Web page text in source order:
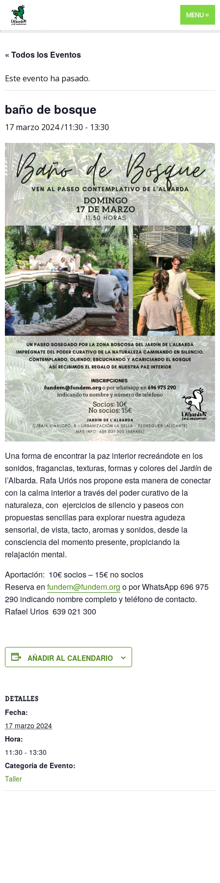
MENU
« Todos los Eventos
Este evento ha pasado.
baño de bosque
17 marzo 2024 /11:30 - 13:30
Una forma de encontrar la paz interior recreándote en los
sonidos, fragancias, texturas, formas y colores del Jardín de
l’Albarda. Rafa Uriós nos propone esta manera de conectar
con la calma interior a través del poder curativo de la
naturaleza, con ejercicios de silencio y paseos con
propuestas sencillas para explorar nuestra agudeza
sensorial, de vista, tacto, aromas y sonidos, desde la
consciencia del momento presente, propiciando la
relajación mental.
Aportación: 10€ socios – 15€ no socios
Reserva en fundem@fundem.org o por WhatsApp 696 975
290 indicando nombre completo y teléfono de contacto.
Rafael Urios 639 021 300
AÑADIR AL CALENDARIO
DETALLES
Fecha:
17 marzo 2024
Hora:
11:30 - 13:30
Categoría de Evento:
Taller